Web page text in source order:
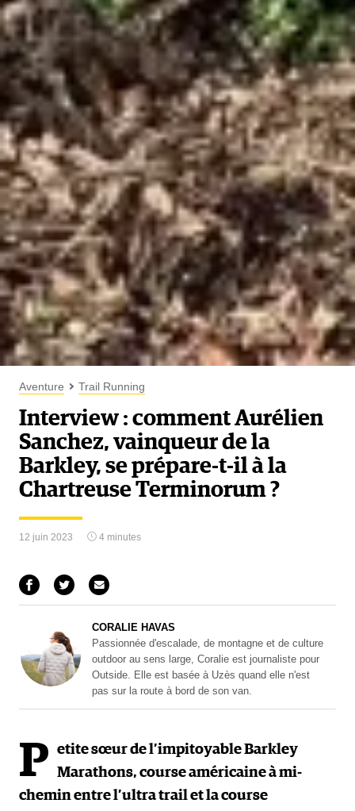
Aventure Trail Running
Interview : comment Aurélien
Sanchez, vainqueur de la
Barkley, se prépare-t-il à la
Chartreuse Terminorum ?
12 juin 2023 4 minutes
CORALIE HAVAS
Passionnée d'escalade, de montagne et de culture
outdoor au sens large, Coralie est journaliste pour
Outside. Elle est basée à Uzès quand elle n'est
pas sur la route à bord de son van.
P etite sœur de l’impitoyable Barkley
Marathons, course américaine à mi-
chemin entre l’ultra trail et la course